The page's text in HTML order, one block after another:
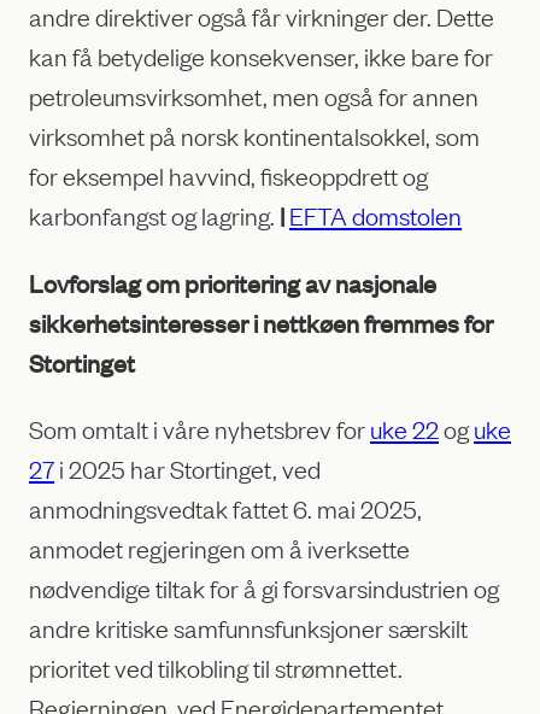
andre direktiver også får virkninger der. Dette
kan få betydelige konsekvenser, ikke bare for
petroleumsvirksomhet, men også for annen
virksomhet på norsk kontinentalsokkel, som
for eksempel havvind, fiskeoppdrett og
karbonfangst og lagring. |EFTA domstolen
Lovforslag om prioritering av nasjonale
sikkerhetsinteresser i nettkøen fremmes for
Stortinget
Som omtalt i våre nyhetsbrev foruke 22oguke
27i 2025 har Stortinget, ved
anmodningsvedtak fattet 6. mai 2025,
anmodet regjeringen om å iverksette
nødvendige tiltak for å gi forsvarsindustrien og
andre kritiske samfunnsfunksjoner særskilt
prioritet ved tilkobling til strømnettet.
Regjerningen, ved Energidepartementet,